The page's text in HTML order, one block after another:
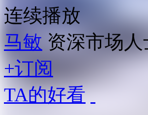
连续播放
马敏 资深市场人
+订阅
TA的好看